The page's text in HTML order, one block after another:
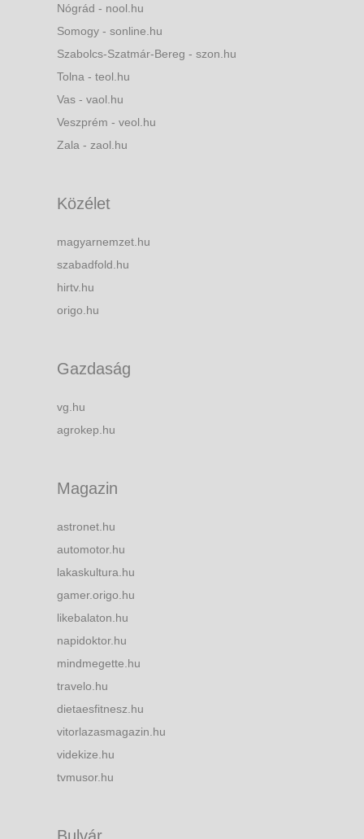
Nógrád - nool.hu
Somogy - sonline.hu
Szabolcs-Szatmár-Bereg - szon.hu
Tolna - teol.hu
Vas - vaol.hu
Veszprém - veol.hu
Zala - zaol.hu
Közélet
magyarnemzet.hu
szabadfold.hu
hirtv.hu
origo.hu
Gazdaság
vg.hu
agrokep.hu
Magazin
astronet.hu
automotor.hu
lakaskultura.hu
gamer.origo.hu
likebalaton.hu
napidoktor.hu
mindmegette.hu
travelo.hu
dietaesfitnesz.hu
vitorlazasmagazin.hu
videkize.hu
tvmusor.hu